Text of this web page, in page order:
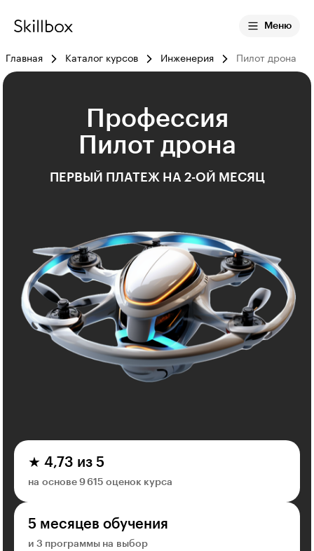
Меню
Главная Каталог курсов Инженерия Пилот дрона
Профессия
Пилот дрона
ПЕРВЫЙ ПЛАТЕЖ НА 2-ОЙ МЕСЯЦ
★ 4,73 из 5
на основе 9 615 оценок курса
5 месяцев обучения
и 3 программы на выбор